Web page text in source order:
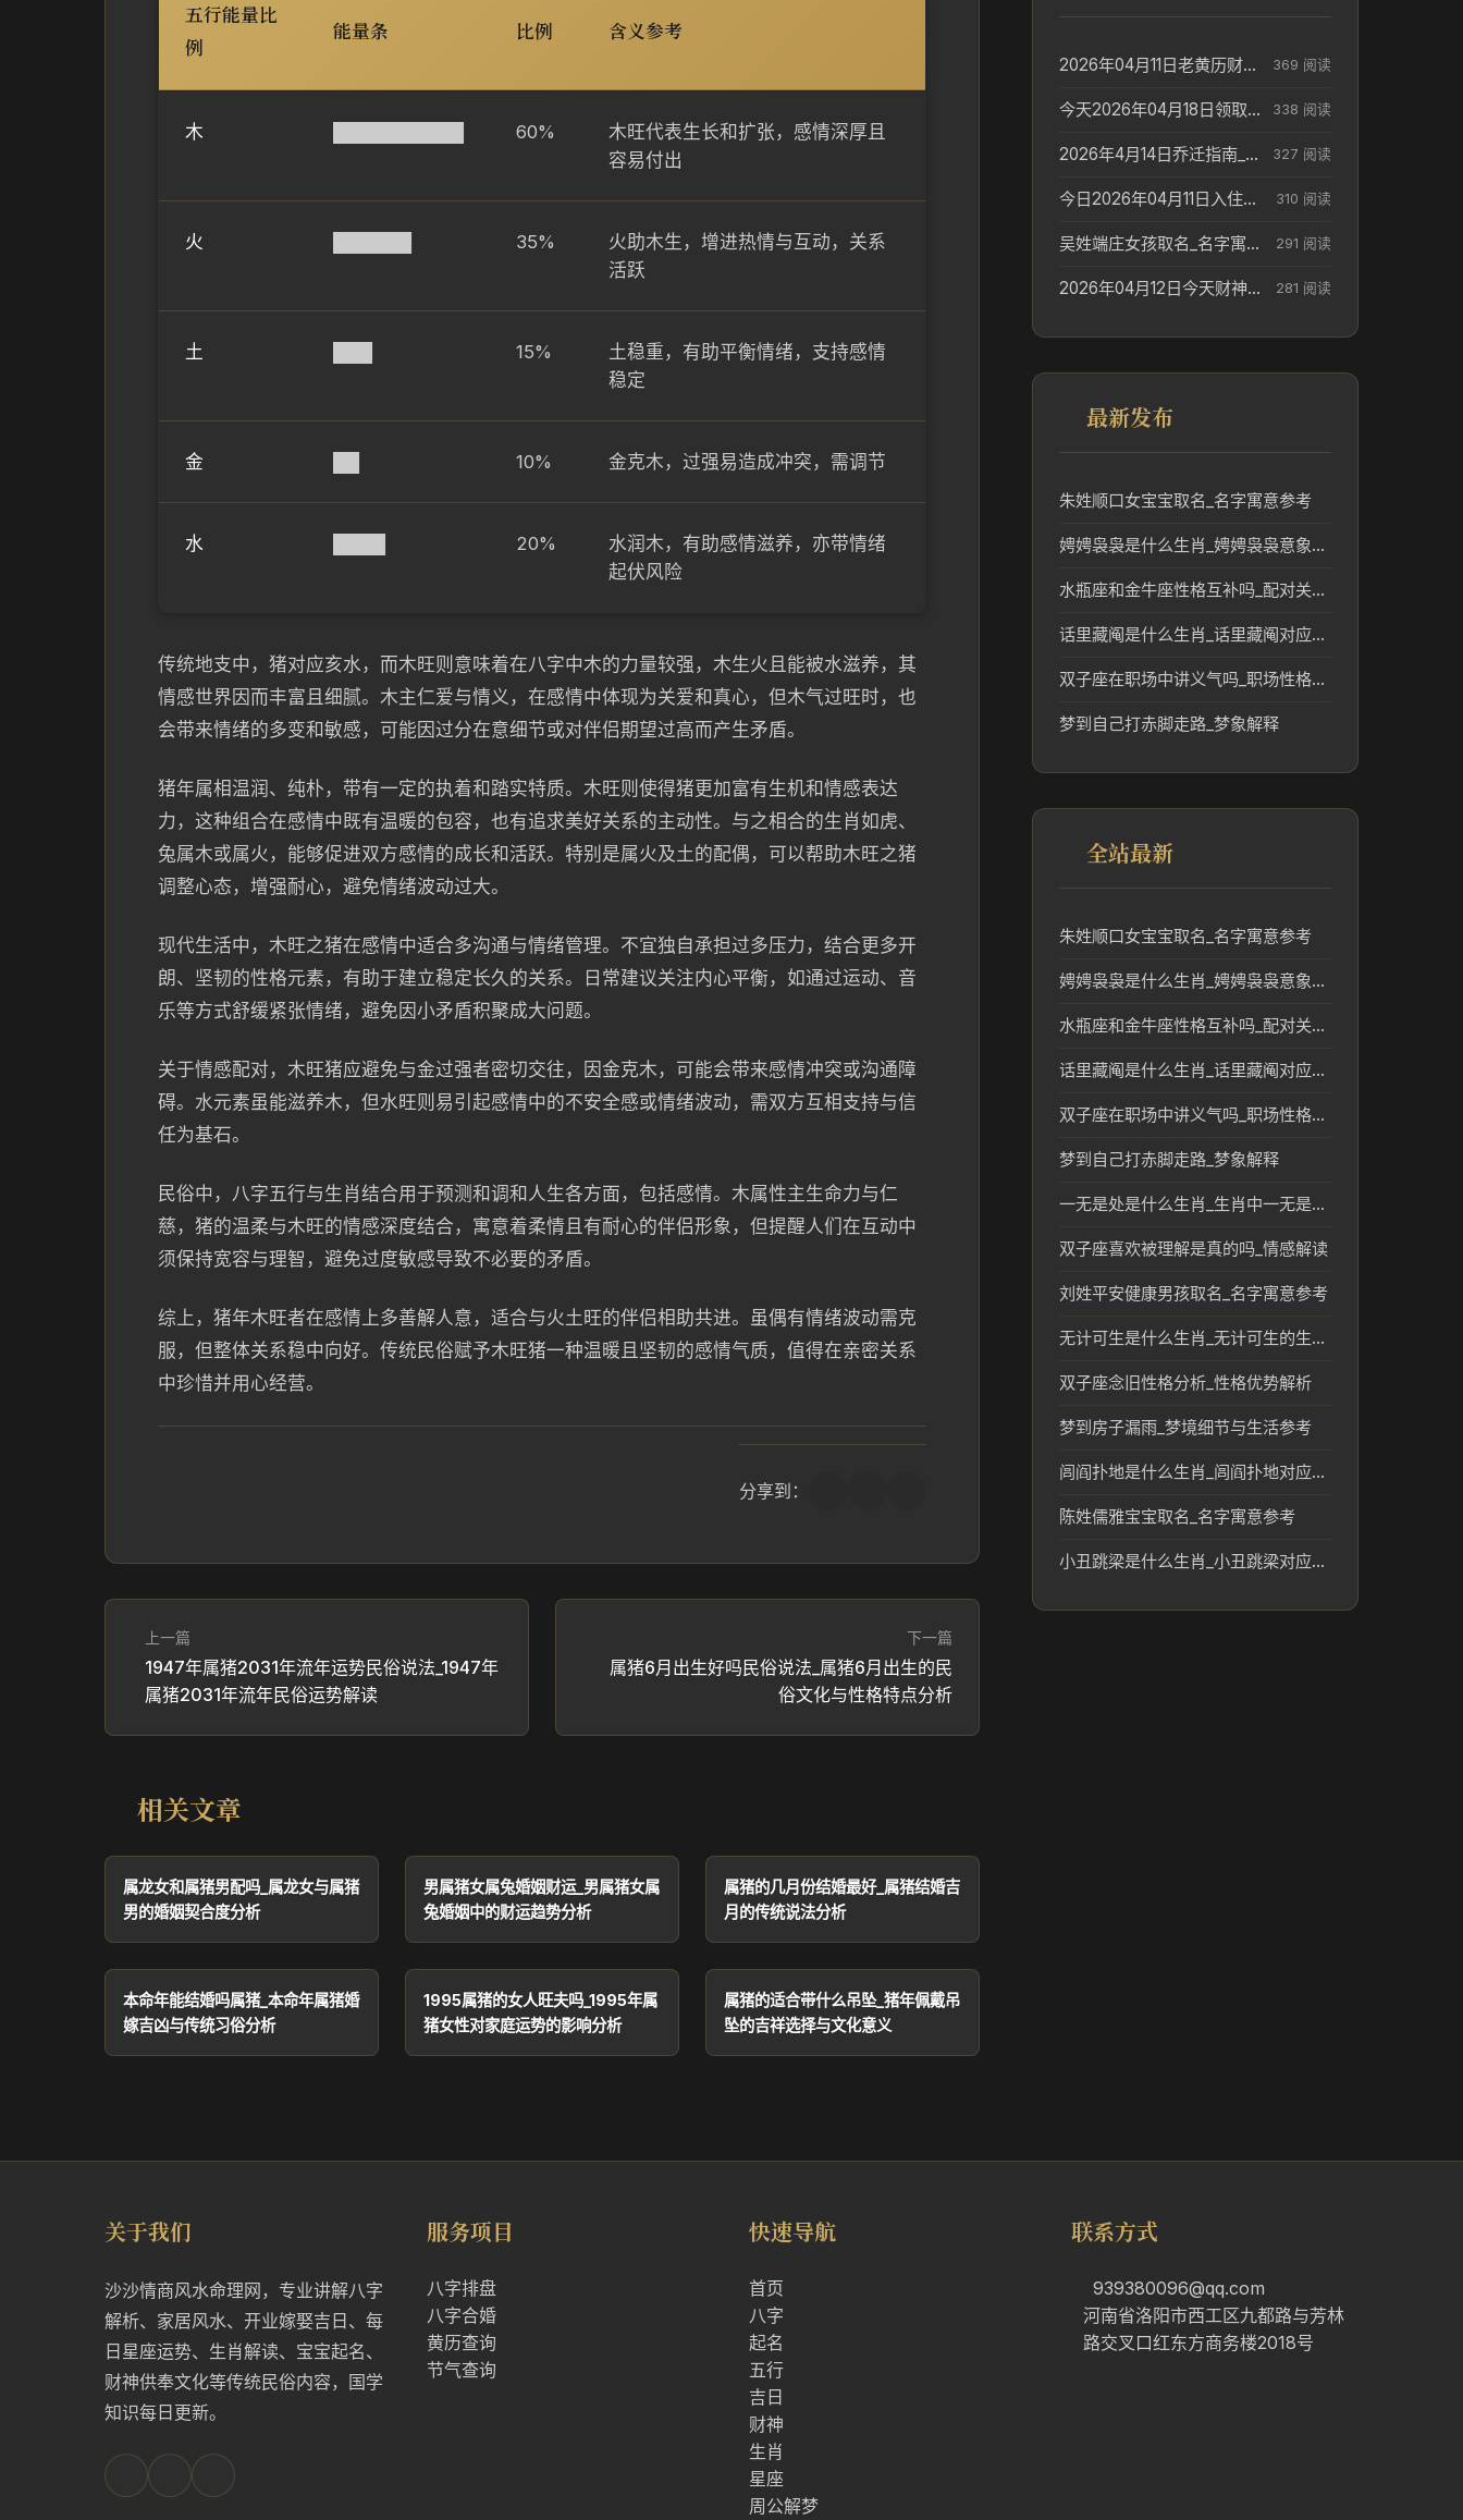
五行能量比
例
能量条 比例 含义参考
木 60%
木旺代表生长和扩张，感情深厚且
容易付出
火 35%
火助木生，增进热情与互动，关系
活跃
土 15%
土稳重，有助平衡情绪，支持感情
稳定
金 10% 金克木，过强易造成冲突，需调节
水 20%
水润木，有助感情滋养，亦带情绪
起伏风险
传统地支中，猪对应亥水，而木旺则意味着在八字中木的力量较强，木生火且能被水滋养，其
情感世界因而丰富且细腻。木主仁爱与情义，在感情中体现为关爱和真心，但木气过旺时，也
会带来情绪的多变和敏感，可能因过分在意细节或对伴侣期望过高而产生矛盾。
猪年属相温润、纯朴，带有一定的执着和踏实特质。木旺则使得猪更加富有生机和情感表达
力，这种组合在感情中既有温暖的包容，也有追求美好关系的主动性。与之相合的生肖如虎、
兔属木或属火，能够促进双方感情的成长和活跃。特别是属火及土的配偶，可以帮助木旺之猪
调整心态，增强耐心，避免情绪波动过大。
现代生活中，木旺之猪在感情中适合多沟通与情绪管理。不宜独自承担过多压力，结合更多开
朗、坚韧的性格元素，有助于建立稳定长久的关系。日常建议关注内心平衡，如通过运动、音
乐等方式舒缓紧张情绪，避免因小矛盾积聚成大问题。
关于情感配对，木旺猪应避免与金过强者密切交往，因金克木，可能会带来感情冲突或沟通障
碍。水元素虽能滋养木，但水旺则易引起感情中的不安全感或情绪波动，需双方互相支持与信
任为基石。
民俗中，八字五行与生肖结合用于预测和调和人生各方面，包括感情。木属性主生命力与仁
慈，猪的温柔与木旺的情感深度结合，寓意着柔情且有耐心的伴侣形象，但提醒人们在互动中
须保持宽容与理智，避免过度敏感导致不必要的矛盾。
综上，猪年木旺者在感情上多善解人意，适合与火土旺的伴侣相助共进。虽偶有情绪波动需克
服，但整体关系稳中向好。传统民俗赋予木旺猪一种温暖且坚韧的感情气质，值得在亲密关系
中珍惜并用心经营。
分享到：
上一篇
1947年属猪2031年流年运势民俗说法_1947年
属猪2031年流年民俗运势解读
下一篇
属猪6月出生好吗民俗说法_属猪6月出生的民
俗文化与性格特点分析
相关文章
属龙女和属猪男配吗_属龙女与属猪
男的婚姻契合度分析
男属猪女属兔婚姻财运_男属猪女属
兔婚姻中的财运趋势分析
属猪的几月份结婚最好_属猪结婚吉
月的传统说法分析
本命年能结婚吗属猪_本命年属猪婚
嫁吉凶与传统习俗分析
1995属猪的女人旺夫吗_1995年属
猪女性对家庭运势的影响分析
属猪的适合带什么吊坠_猪年佩戴吊
坠的吉祥选择与文化意义
2026年04月11日老黄历财神方位_财神方位与供奉讲究 369 阅读
今天2026年04月18日领取结婚证老黄历不适合吗_领证日期参考 338 阅读
2026年4月14日乔迁指南_搬家择日参考 327 阅读
今日2026年04月11日入住新居老黄历不适宜吗_搬家择日参考 310 阅读
吴姓端庄女孩取名_名字寓意参考 291 阅读
2026年04月12日今天财神在哪个吉位_财神方位参考 281 阅读
最新发布
朱姓顺口女宝宝取名_名字寓意参考
娉娉袅袅是什么生肖_娉娉袅袅意象对应的生肖解读
水瓶座和金牛座性格互补吗_配对关系解读
话里藏阄是什么生肖_话里藏阄对应的生肖及文化解读
双子座在职场中讲义气吗_职场性格短板分析
梦到自己打赤脚走路_梦象解释
全站最新
朱姓顺口女宝宝取名_名字寓意参考
娉娉袅袅是什么生肖_娉娉袅袅意象对应的生肖解读
水瓶座和金牛座性格互补吗_配对关系解读
话里藏阄是什么生肖_话里藏阄对应的生肖及文化解读
双子座在职场中讲义气吗_职场性格短板分析
梦到自己打赤脚走路_梦象解释
一无是处是什么生肖_生肖中一无是处的象征及文化解读
双子座喜欢被理解是真的吗_情感解读
刘姓平安健康男孩取名_名字寓意参考
无计可生是什么生肖_无计可生的生肖象征与民俗解读
双子座念旧性格分析_性格优势解析
梦到房子漏雨_梦境细节与生活参考
闾阎扑地是什么生肖_闾阎扑地对应的生肖及民俗含义解析
陈姓儒雅宝宝取名_名字寓意参考
小丑跳梁是什么生肖_小丑跳梁对应的生肖及文化含义解析
关于我们
沙沙情商风水命理网，专业讲解八字
解析、家居风水、开业嫁娶吉日、每
日星座运势、生肖解读、宝宝起名、
财神供奉文化等传统民俗内容，国学
知识每日更新。
服务项目
八字排盘
八字合婚
黄历查询
节气查询
快速导航
首页
八字
起名
五行
吉日
财神
生肖
星座
周公解梦
联系方式
939380096@qq.com
河南省洛阳市西工区九都路与芳林
路交叉口红东方商务楼2018号